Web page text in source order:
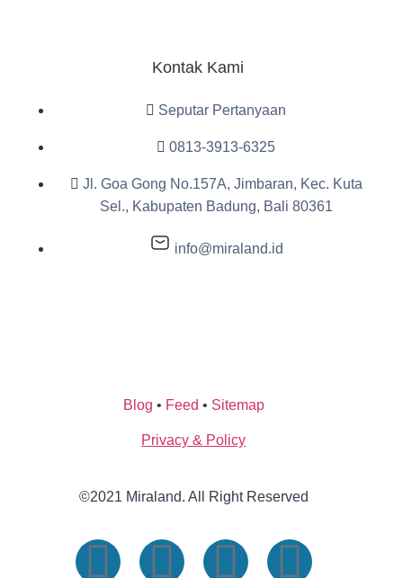
Kontak Kami
Seputar Pertanyaan
0813-3913-6325
Jl. Goa Gong No.157A, Jimbaran, Kec. Kuta
Sel., Kabupaten Badung, Bali 80361
info@miraland.id
Blog • Feed • Sitemap
Privacy & Policy
©2021 Miraland. All Right Reserved